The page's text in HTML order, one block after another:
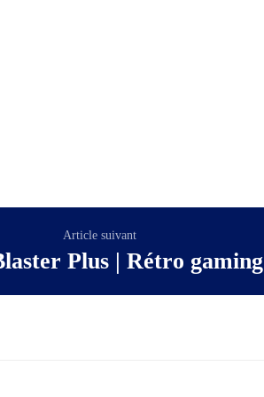
Article suivant
Plus | Rétro gaming